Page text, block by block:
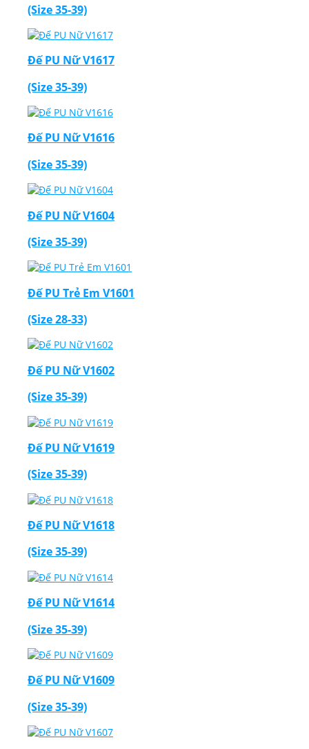
(Size 35-39)
Đế PU Nữ V1617
(Size 35-39)
Đế PU Nữ V1616
(Size 35-39)
Đế PU Nữ V1604
(Size 35-39)
Đế PU Trẻ Em V1601
(Size 28-33)
Đế PU Nữ V1602
(Size 35-39)
Đế PU Nữ V1619
(Size 35-39)
Đế PU Nữ V1618
(Size 35-39)
Đế PU Nữ V1614
(Size 35-39)
Đế PU Nữ V1609
(Size 35-39)